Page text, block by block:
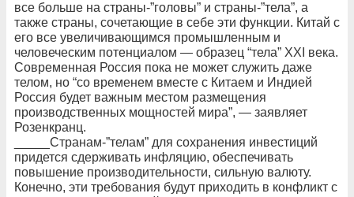
все больше на страны-”головы” и страны-”тела”, а
также страны, сочетающие в себе эти функции. Китай с
его все увеличивающимся промышленным и
человеческим потенциалом — образец “тела” XXI века.
Современная Россия пока не может служить даже
телом, но “со временем вместе с Китаем и Индией
Россия будет важным местом размещения
производственных мощностей мира”, — заявляет
Розенкранц.
_____Странам-”телам” для сохранения инвестиций
придется сдерживать инфляцию, обеспечивать
повышение производительности, сильную валюту.
Конечно, эти требования будут приходить в конфликт с